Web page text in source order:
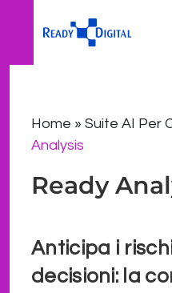
Home » Suite AI Per
Analysis
Ready
Anticipa i
decisioni: la